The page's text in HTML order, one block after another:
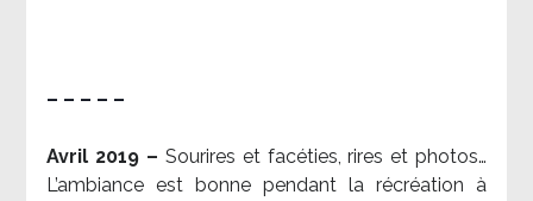
– – – – –
Avril 2019 – Sourires et facéties, rires et photos…
L’ambiance est bonne pendant la récréation à